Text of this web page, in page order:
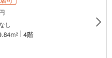
し
2 4階